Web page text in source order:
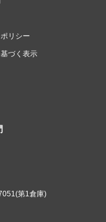
リシー
づく表示
第1倉庫)